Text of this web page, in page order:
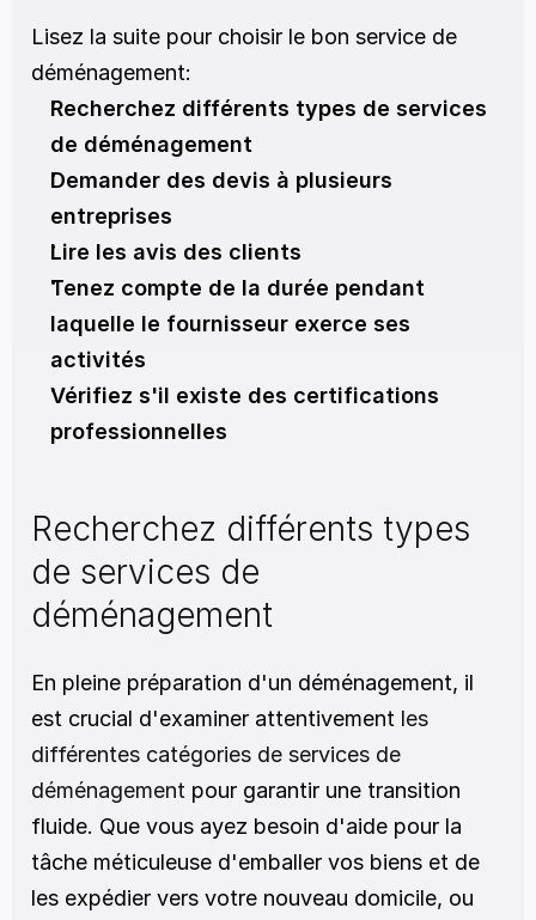
Lisez la suite pour choisir le bon service de
déménagement:
Recherchez différents types de services
de déménagement
Demander des devis à plusieurs
entreprises
Lire les avis des clients
Tenez compte de la durée pendant
laquelle le fournisseur exerce ses
activités
Vérifiez s'il existe des certifications
professionnelles
Recherchez différents types
de services de
déménagement
En pleine préparation d'un déménagement, il
est crucial d'examiner attentivement les
différentes catégories de services de
déménagement pour garantir une transition
fluide. Que vous ayez besoin d'aide pour la
tâche méticuleuse d'emballer vos biens et de
les expédier vers votre nouveau domicile, ou